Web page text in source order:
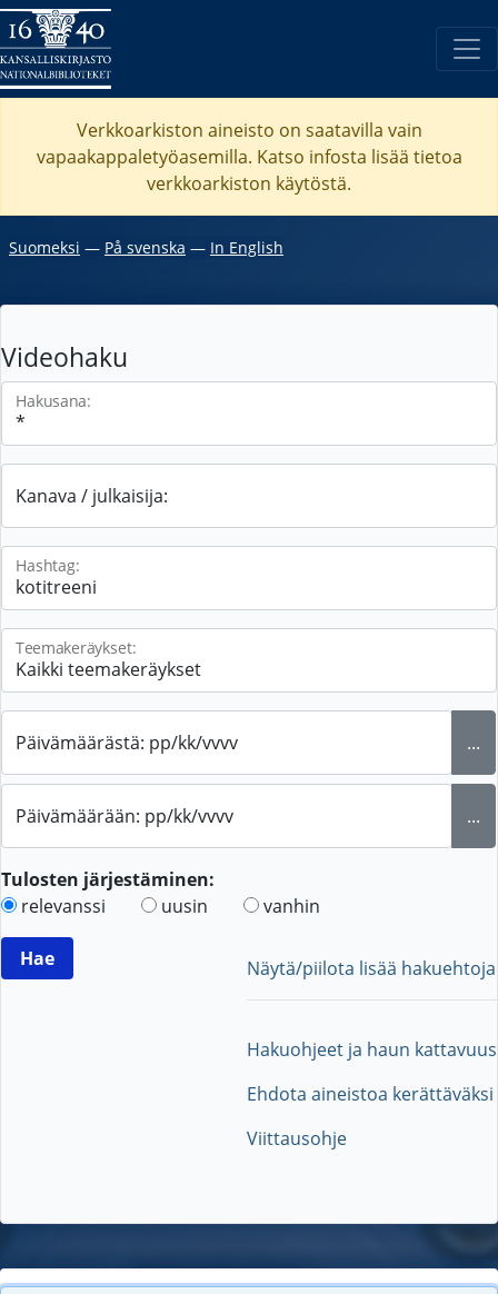
Verkkoarkiston aineisto on saatavilla vain
vapaakappaletyöasemilla. Katso infosta lisää tietoa
verkkoarkiston käytöstä.
Suomeksi ― På svenska ― In English
Videohaku
Hakusana:
Kanava / julkaisija:
Hashtag:
Teemakeräykset:
Päivämäärästä: pp/kk/vvvv ...
Päivämäärään: pp/kk/vvvv ...
Tulosten järjestäminen:
relevanssi
uusin vanhin
Näytä/piilota lisää hakuehtoja
Hakuohjeet ja haun kattavuus
Ehdota aineistoa kerättäväksi
Viittausohje